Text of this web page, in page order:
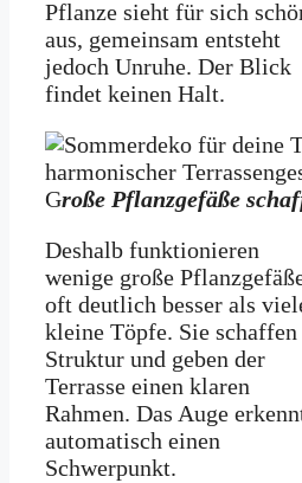
Pflanze sieht für sich
aus, gemeinsam entsteht
jedoch Unruhe. Der Blick
findet keinen Halt.
Große Pflanzgefäße
Deshalb funktionieren
wenige große
oft deutlich besser als
kleine Töpfe. Sie schaffen
Struktur und geben der
Terrasse einen klaren
Rahmen. Das Auge
automatisch einen
Schwerpunkt.